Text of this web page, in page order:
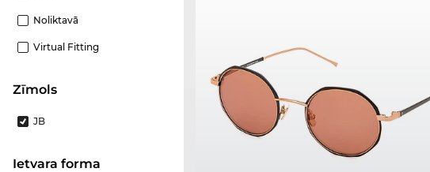
Noliktavā
Virtual Fitting
Zīmols
JB
Ietvara forma